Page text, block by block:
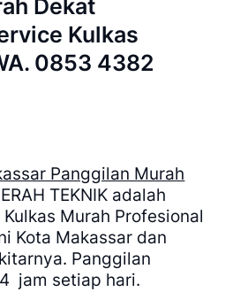
Dekat
Kulkas
0853 4382
Panggilan Murah
TEKNIK adalah
Murah Profesional
Kota Makassar dan
Panggilan
jam setiap hari.